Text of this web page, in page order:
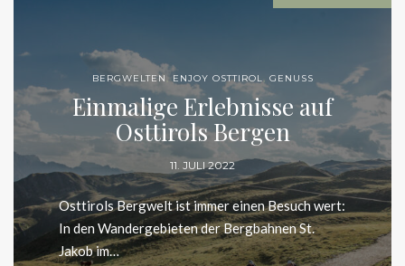
BERGWELTEN , ENJOY OSTTIROL, GENUSS
Einmalige Erlebnisse auf
Osttirols Bergen
11. JULI 2022
Osttirols Bergwelt ist immer einen Besuch wert:
In den Wandergebieten der Bergbahnen St.
Jakob im…